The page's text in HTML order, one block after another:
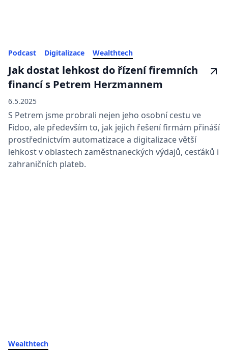
Podcast Digitalizace Wealthtech
Jak dostat lehkost do řízení firemních
financí s Petrem Herzmannem
6.5.2025
S Petrem jsme probrali nejen jeho osobní cestu ve
Fidoo, ale především to, jak jejich řešení firmám přináší
prostřednictvím automatizace a digitalizace větší
lehkost v oblastech zaměstnaneckých výdajů, cesťáků i
zahraničních plateb.
Wealthtech